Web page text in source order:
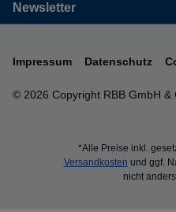
Newsletter
© 2026 Copyright RBB GmbH &
Impressum Datenschutz
*Alle Preise inkl.
Versandkosten und ggf.
nicht